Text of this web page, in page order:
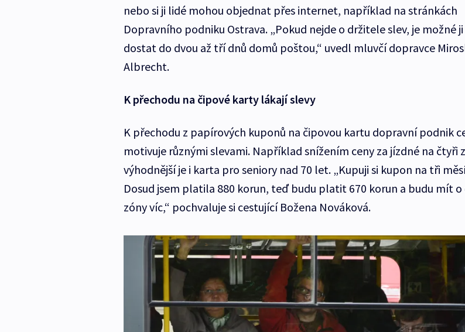
nebo si ji lidé mohou objednat přes internet, například na stránkách
Dopravního podniku Ostrava. „Pokud nejde o držitele slev, je možné ji
dostat do dvou až tří dnů domů poštou,“ uvedl mluvčí dopravce
Albrecht.
K přechodu na čipové karty lákají slevy
K přechodu z papírových kuponů na čipovou kartu dopravní podnik
motivuje různými slevami. Například snížením ceny za jízdné na čtyři
výhodnější je i karta pro seniory nad 70 let. „Kupuji si kupon na tři
Dosud jsem platila 880 korun, teď budu platit 670 korun a budu mít o
zóny víc,“ pochvaluje si cestující Božena Nováková.